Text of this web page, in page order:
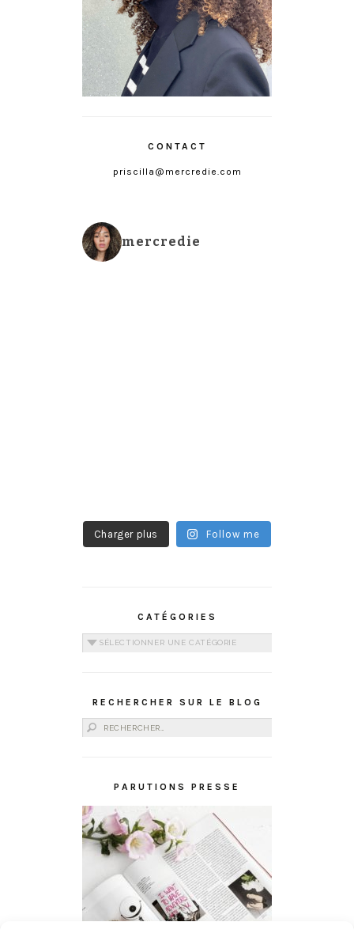
CONTACT
priscilla@mercredie.com
mercredie
Charger plus Follow me
CATÉGORIES
Catégories
RECHERCHER SUR LE BLOG
Rechercher :
PARUTIONS PRESSE